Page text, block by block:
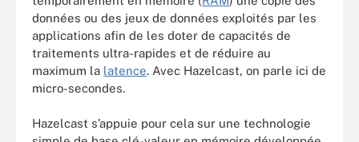
données ou des jeux de données exploités par les
applications afin de les doter de capacités de
traitements ultra-rapides et de réduire au
maximum la latence. Avec Hazelcast, on parle ici de
micro-secondes.
Hazelcast s’appuie pour cela sur une technologie